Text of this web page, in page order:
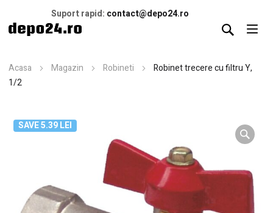
Suport rapid: contact@depo24.ro
Acasa Magazin Robineti
Robinet trecere cu filtru Y,
1/2
SAVE 5.39 LEI